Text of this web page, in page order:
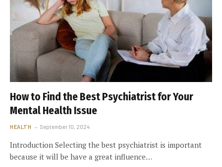
How to Find the Best Psychiatrist for Your
Mental Health Issue
HEALTH September 10, 2024
Introduction Selecting the best psychiatrist is important
because it will be have a great influence…